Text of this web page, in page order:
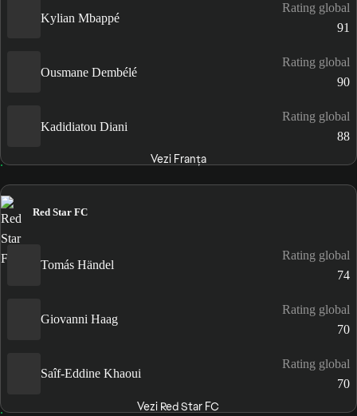
Kylian Mbappé
Rating global
91
Ousmane Dembélé
Rating global
90
Kadidiatou Diani
Rating global
88
Vezi Franţa
Red Star FC
Tomás Händel
Rating global
74
Giovanni Haag
Rating global
70
Saîf-Eddine Khaoui
Rating global
70
Vezi Red Star FC